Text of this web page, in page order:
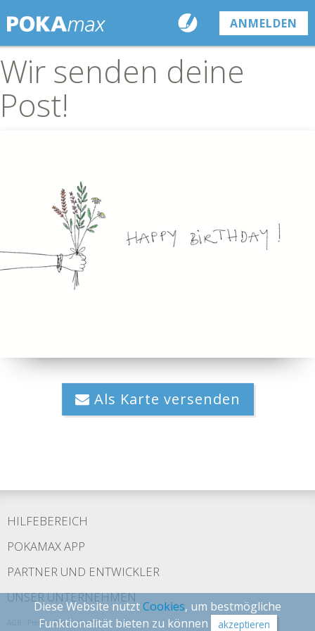
ANMELDEN
Wir senden deine
Post!
Als Karte versenden
HILFEBEREICH
POKAMAX APP
PARTNER UND ENTWICKLER
UNSER UNTERNEHMEN
Presse ·Datenschutz
Diese Website nutztCookies, um bestmögliche
Funktionalität bieten zu können
akzeptieren